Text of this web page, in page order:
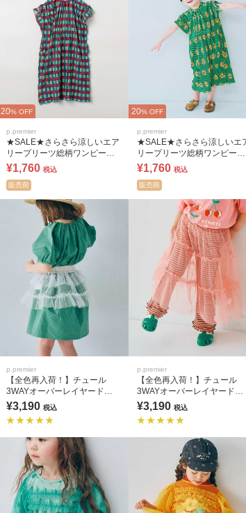
20% OFF
p.premier
★SALE★さらさら涼しいエア
リープリーツ総柄ワンピース
リンク
¥1,760 税込
販売前
20% OFF
p.premier
★SALE★さらさら涼しいエ
リープリーツ総柄ワンピース
リンク
¥1,760 税込
販売前
p.premier
【全色再入荷！】チュール
3WAYオーバーレイヤードス
カート セットアップ可
¥3,190 税込
p.premier
【全色再入荷！】チュール
3WAYオーバーレイヤードス
カート セットアップ可
¥3,190 税込